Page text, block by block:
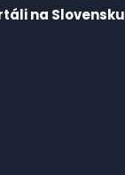
na Slovensku